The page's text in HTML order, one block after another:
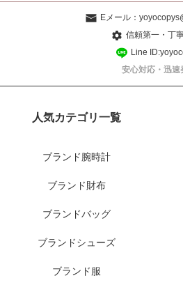
Eメール：
信頼第一・丁
Line
安心対応・迅速
人気カテゴリ一覧
ブランド腕時計
ブランド財布
ブランドバッグ
ブランドシューズ
ブランド服